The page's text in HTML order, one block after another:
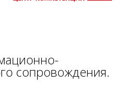
сопровождения.